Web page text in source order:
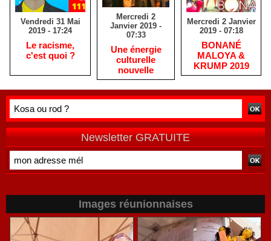
Vendredi 31 Mai
2019 - 17:24
Le racisme,
c'est quoi ?
Mercredi 2
Janvier 2019 -
07:33
Une énergie
culturelle
nouvelle
Mercredi 2 Janvier
2019 - 07:18
BONANÉ
MALOYA &
KRUMP 2019
Newsletter GRATUITE
Images réunionnaises